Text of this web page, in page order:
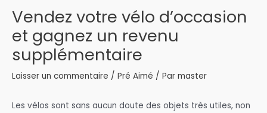
Vendez votre vélo d’occasion
et gagnez un revenu
supplémentaire
Laisser un commentaire / Pré Aimé / Par master
Les vélos sont sans aucun doute des objets très utiles, non